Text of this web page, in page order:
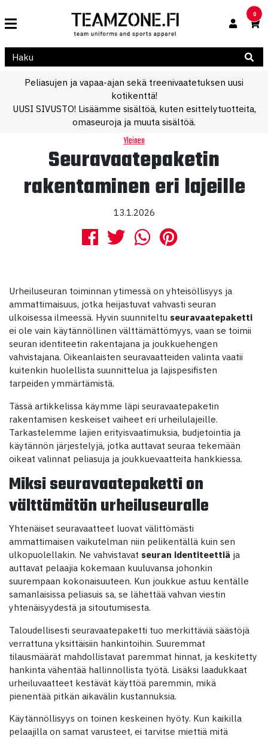
0
Peliasujen ja vapaa-ajan sekä treenivaatetuksen uusi
kotikenttä!
UUSI SIVUSTO! Lisäämme sisältöä, kuten esittelytuotteita,
omaseuroja ja muuta sisältöä.
Yleinen
Seuravaatepaketin
rakentaminen eri lajeille
13.1.2026
Urheiluseuran toiminnan ytimessä on yhteisöllisyys ja
ammattimaisuus, jotka heijastuvat vahvasti seuran
ulkoisessa ilmeessä. Hyvin suunniteltu seuravaatepaketti
ei ole vain käytännöllinen välttämättömyys, vaan se toimii
seuran identiteetin rakentajana ja joukkuehengen
vahvistajana. Oikeanlaisten seuravaatteiden valinta vaatii
kuitenkin huolellista suunnittelua ja lajispesifisten
tarpeiden ymmärtämistä.
Tässä artikkelissa käymme läpi seuravaatepaketin
rakentamisen keskeiset vaiheet eri urheilulajeille.
Tarkastelemme lajien erityisvaatimuksia, budjetointia ja
käytännön järjestelyjä, jotka auttavat seuraa tekemään
oikeat valinnat peliasuja ja joukkuevaatteita hankkiessa.
Miksi seuravaatepaketti on
välttämätön urheiluseuralle
Yhtenäiset seuravaatteet luovat välittömästi
ammattimaisen vaikutelman niin pelikentällä kuin sen
ulkopuolellakin. Ne vahvistavat seuran identiteettiä ja
auttavat pelaajia kokemaan kuuluvansa johonkin
suurempaan kokonaisuuteen. Kun joukkue astuu kentälle
samanlaisissa peliasuis sa, se lähettää vahvan viestin
yhtenäisyydestä ja sitoutumisesta.
Taloudellisesti seuravaatepaketti tuo merkittäviä säästöjä
verrattuna yksittäisiin hankintoihin. Suuremmat
tilausmäärät mahdollistavat paremmat hinnat, ja keskitetty
hankinta vähentää hallinnollista työtä. Lisäksi laadukkaat
urheiluvaatteet kestävät käyttöä paremmin, mikä
pienentää pitkän aikavälin kustannuksia.
Käytännöllisyys on toinen keskeinen hyöty. Kun kaikilla
pelaajilla on samat varusteet, ei tarvitse miettiä mitä